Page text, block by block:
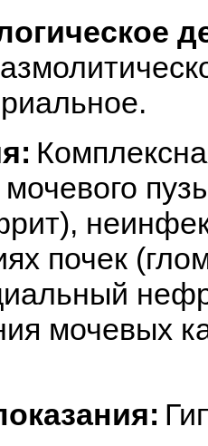
почек
мочевых